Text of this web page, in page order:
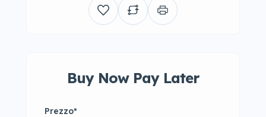
Buy Now Pay Later
Prezzo*